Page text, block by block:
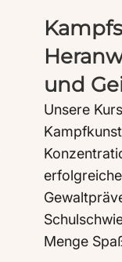
und
Unsere
Menge